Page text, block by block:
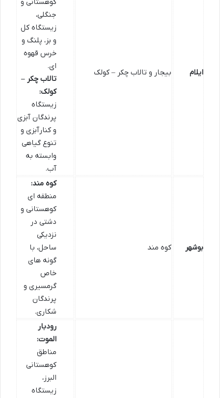
ایلام بیجار و تالاب چکر – کولک
کوهستانی و
جنگلی،
زیستگاه کل
و بز، پلنگ و
خرس قهوه
ای.
تالاب چکر –
کولک:
زیستگاه
پرندگان آبزی
و کنارآبزی و
تنوع گیاهی
وابسته به
آب.
بوشهر کوه مند
کوه مند:
منطقه ای
کوهستانی و
دشتی در
نزدیکی
ساحل، با
گونه های
خاص
گرمسیری و
پرندگان
شکاری.
رودبار
الموت:
مناطق
کوهستانی
البرز،
زیستگاه